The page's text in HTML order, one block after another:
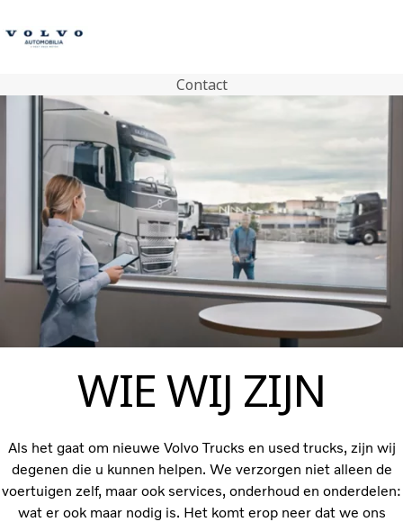
Volvo Trucks
Tweedehands trucks
Volvo Bus
Compacte graafmachines
Trailers
Diensten
Nieuws
Contact
Contact
WIE WIJ ZIJN
Als het gaat om nieuwe Volvo Trucks en used trucks, zijn wij
degenen die u kunnen helpen. We verzorgen niet alleen de
voertuigen zelf, maar ook services, onderhoud en onderdelen:
wat er ook maar nodig is. Het komt erop neer dat we ons